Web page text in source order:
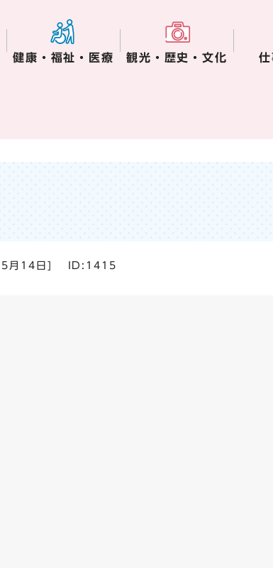
健康・福祉・医療 観光・歴史・文化
月14日 ID:1415